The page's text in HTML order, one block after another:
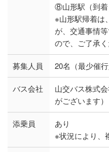
⑧山形駅（到着
※山形駅帰着は
が、交通事情
ので、ご了承く
募集人員 20名（最少催行
バス会社
山交バス株式
がございます）
添乗員
あり
※状況により、